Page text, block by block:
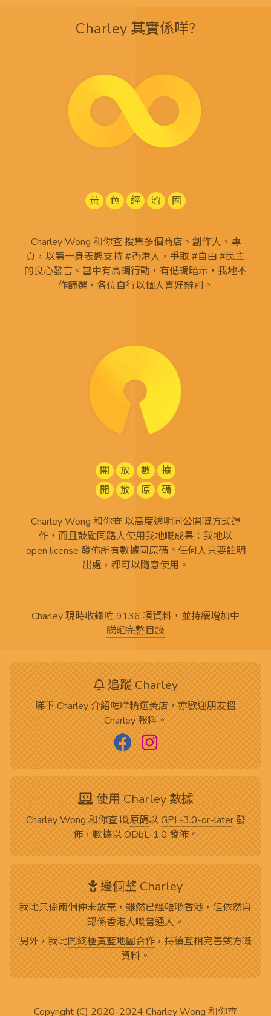
Charley 其實係咩?
黃 色 經 濟 圈
Charley Wong 和你查 搜集多個商店、創作人、專
頁，以第一身表態支持 #香港人，爭取 #自由 #民主
的良心發言。當中有高調行動，有低調暗示，我地不
作篩選，各位自行以個人喜好辨別。
開 放 數
據
開
放 原 碼
Charley Wong 和你查 以高度透明同公開嘅方式運
作，而且鼓勵同路人使用我地嘅成果：我地以
open license 發佈所有數據同原碼。任何人只要註明
出處，都可以隨意使用。
Charley 現時收錄咗 9136 項資料，並持續增加中
睇晒完整目錄
追蹤 Charley
睇下 Charley 介紹咗咩精選黃店，亦歡迎朋友搵
Charley 報料。
使用 Charley 數據
Charley Wong 和你查 嘅原碼以GPL-3.0-or-later發
佈，數據以ODbL-1.0發佈。
邊個整 Charley
我哋只係兩個仲未放棄，雖然已經唔喺香港，但依然自
認係香港人嘅普通人。
另外，我哋同終極黃藍地圖合作，持續互相完善雙方嘅
資料。
Copyright (C) 2020-2024 Charley Wong 和你查